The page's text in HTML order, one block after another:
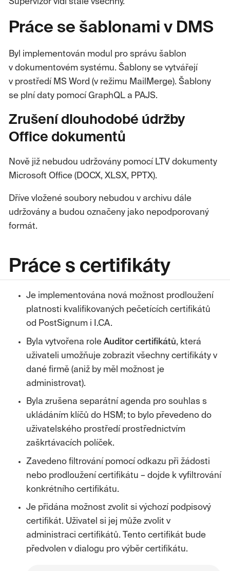
Práce se šablonami v DMS
Byl implementován modul pro správu šablon
v dokumentovém systému. Šablony se vytvářejí
v prostředí MS Word (v režimu MailMerge). Šablony
se plní daty pomocí GraphQL a PAJS.
Zrušení dlouhodobé údržby
Office dokumentů
Nově již nebudou udržovány pomocí LTV dokumenty
Microsoft Office (DOCX, XLSX, PPTX).
Dříve vložené soubory nebudou v archivu dále
udržovány a budou označeny jako nepodporovaný
formát.
Práce s certifikáty
Je implementována nová možnost prodloužení
platnosti kvalifikovaných pečetících certifikátů
od PostSignum i I.CA.
Byla vytvořena role Auditor certifikátů, která
uživateli umožňuje zobrazit všechny certifikáty v
dané firmě (aniž by měl možnost je
administrovat).
Byla zrušena separátní agenda pro souhlas s
ukládáním klíčů do HSM; to bylo převedeno do
uživatelského prostředí prostřednictvím
zaškrtávacích políček.
Zavedeno filtrování pomocí odkazu při žádosti
nebo prodloužení certifikátu – dojde k vyfiltrování
konkrétního certifikátu.
Je přidána možnost zvolit si výchozí podpisový
certifikát. Uživatel si jej může zvolit v
administraci certifikátů. Tento certifikát bude
předvolen v dialogu pro výběr certifikátu.